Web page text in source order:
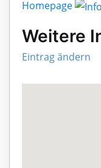
Homepage
Weitere
Eintrag ändern